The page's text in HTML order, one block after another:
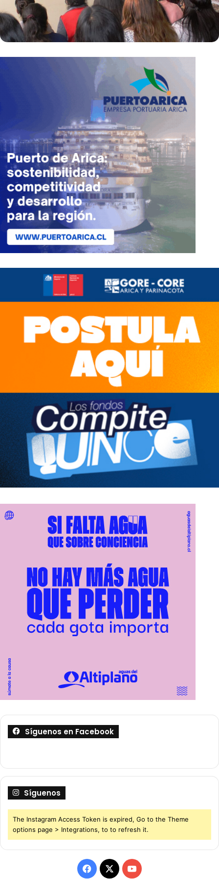
Síguenos en Facebook
Síguenos
The Instagram Access Token is expired, Go to the Theme
options page > Integrations, to to refresh it.
F X Y